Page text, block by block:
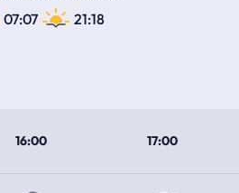
07:07 21:18
16:00 17:00